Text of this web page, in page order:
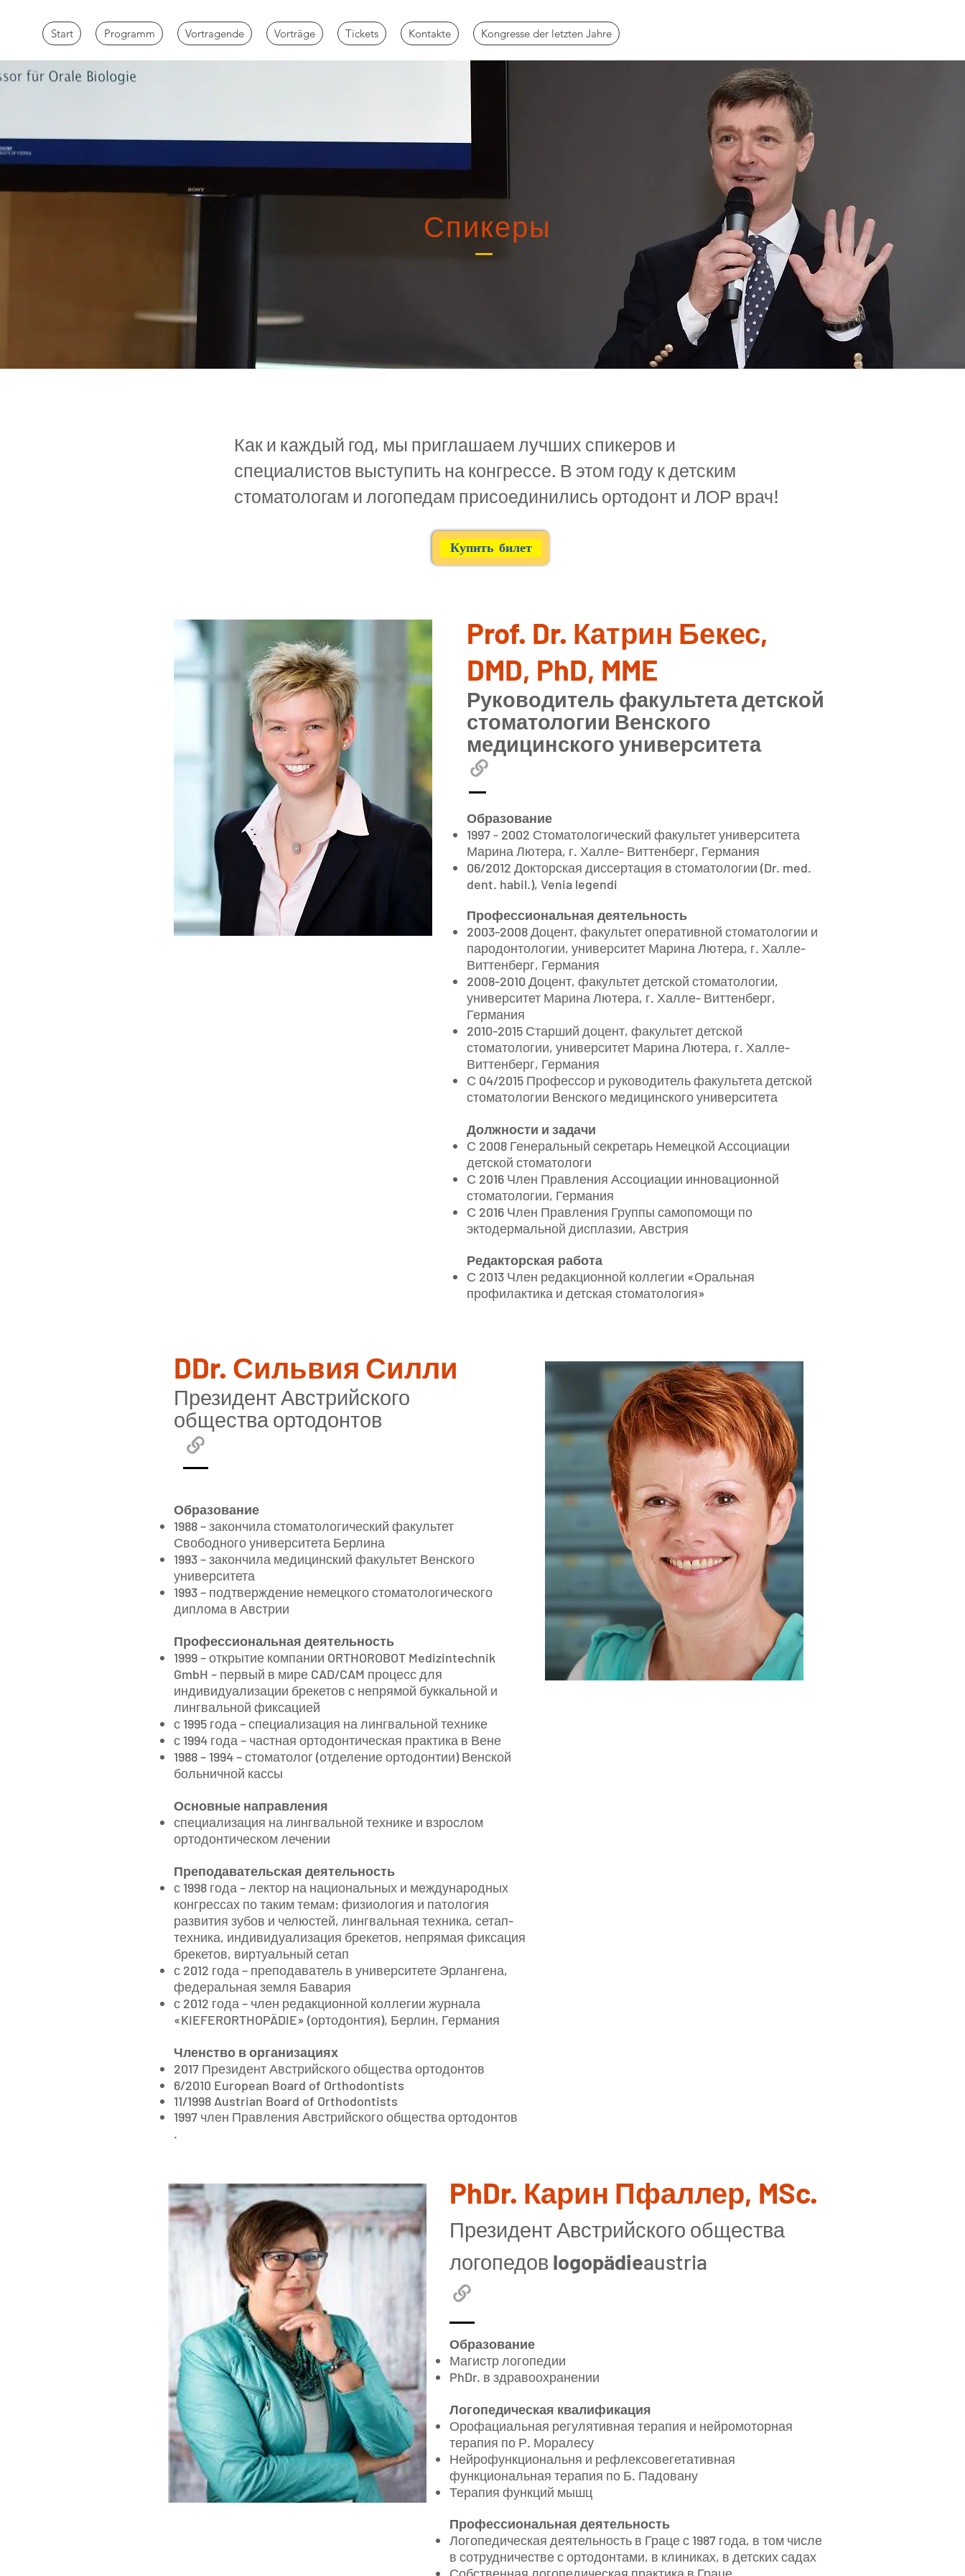
Спикеры
Как и каждый год, мы приглашаем лучших спикеров и
специалистов выступить на конгрессе. В этом году к детским
стоматологам и логопедам присоединились ортодонт и ЛОР врач!
Купить билет
Prof. Dr. Катрин Бекес,
DMD, PhD, MME
Руководитель факультета детской
стоматологии Венского
медицинского университета
Образование
1997 - 2002 Стоматологический факультет университета
Марина Лютера, г. Халле- Виттенберг, Германия
06/2012 Докторская диссертация в стоматологии (Dr. med.
dent. habil.), Venia legendi
Профессиональная деятельность
2003-2008 Доцент, факультет оперативной стоматологии и
пародонтологии, университет Марина Лютера, г. Халле-
Виттенберг, Германия
2008-2010 Доцент, факультет детской стоматологии,
университет Марина Лютера, г. Халле- Виттенберг,
Германия
2010-2015 Старший доцент, факультет детской
стоматологии, университет Марина Лютера, г. Халле-
Виттенберг, Германия
С 04/2015 Профессор и руководитель факультета детской
стоматологии Венского медицинского университета
Должности и задачи
С 2008 Генеральный секретарь Немецкой Ассоциации
детской стоматологи
С 2016 Член Правления Ассоциации инновационной
стоматологии, Германия
С 2016 Член Правления Группы самопомощи по
эктодермальной дисплазии, Австрия
Редакторская работа
С 2013 Член редакционной коллегии «Оральная
профилактика и детская стоматология»
DDr. Сильвия Силли
Президент Австрийского
общества ортодонтов
Образование
1988 – закончила стоматологический факультет
Свободного университета Берлина
1993 – закончила медицинский факультет Венского
университета
1993 – подтверждение немецкого стоматологического
диплома в Австрии
Профессиональная деятельность
1999 – открытие компании ORTHOROBOT Medizintechnik
GmbH – первый в мире CAD/CAM процесс для
индивидуализации брекетов с непрямой буккальной и
лингвальной фиксацией
с 1995 года – специализация на лингвальной технике
с 1994 года – частная ортодонтическая практика в Вене
1988 – 1994 – стоматолог (отделение ортодонтии) Венской
больничной кассы
Основные направления
специализация на лингвальной технике и взрослом
ортодонтическом лечении
Преподавательская деятельность
с 1998 года – лектор на национальных и международных
конгрессах по таким темам: физиология и патология
развития зубов и челюстей, лингвальная техника, сетап-
техника, индивидуализация брекетов, непрямая фиксация
брекетов, виртуальный сетап
с 2012 года – преподаватель в университете Эрлангена,
федеральная земля Бавария
с 2012 года – член редакционной коллегии журнала
«KIEFERORTHOPÄDIE» (ортодонтия), Берлин, Германия
Членство в организациях
2017 Президент Австрийского общества ортодонтов
6/2010 European Board of Orthodontists
11/1998 Austrian Board of Orthodontists
1997 член Правления Австрийского общества ортодонтов
.
PhDr. Карин Пфаллер, MSc.
Президент Австрийского общества
логопедов logopädieaustria
Образование
Магистр логопедии
PhDr. в здравоохранении
Логопедическая квалификация
Орофациальная регулятивная терапия и нейромоторная
терапия по Р. Моралесу
Нейрофункциональня и рефлексовегетативная
функциональная терапия по Б. Падовану
Терапия функций мышц
Профессиональная деятельность
Логопедическая деятельность в Граце с 1987 года, в том числе
в сотрудничестве с ортодонтами, в клиниках, в детских садах
Start Programm Vortragende Vorträge Tickets Kontakte Kongresse der letzten Jahre